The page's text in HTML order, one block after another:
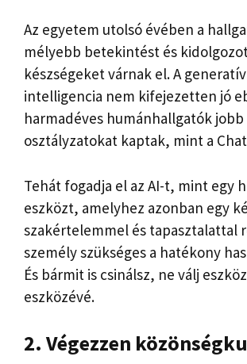
Az egyetem utolsó évében a
mélyebb betekintést és
készségeket várnak el. A
intelligencia nem kifejezetten jó
harmadéves humánhallgatók jobb
osztályzatokat kaptak, mint a
Tehát fogadja el az AI-t, mint egy
eszközt, amelyhez azonban egy
szakértelemmel és tapasztalattal
személy szükséges a hatékony
És bármit is csinálsz, ne válj
eszközévé.
2. Végezzen